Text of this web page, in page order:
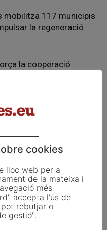
mobilitza 117 municipis
la regeneració
la cooperació
cookies
lloc web per a
de la mateixa i
més
accepta l'ús de
pot rebutjar o
gestió".